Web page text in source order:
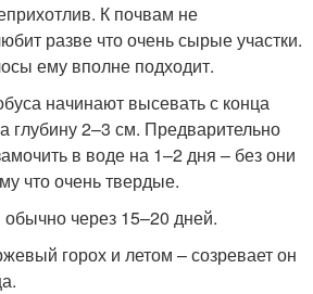
К почвам не
разве что очень сырые участки.
ему вполне подходит.
начинают высевать с конца
глубину 2–3 см. Предварительно
в воде на 1–2 дня – без они
что очень твердые.
через 15–20 дней.
горох и летом – созревает он